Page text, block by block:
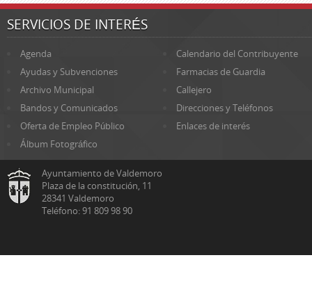
SERVICIOS DE INTERÉS
Agenda
Calendario del Contribuyente
Ayudas y Subvenciones
Farmacias de Guardia
Archivo Municipal
Callejero
Bandos y Comunicados
Direcciones y Teléfonos
Oferta de Empleo Público
Enlaces de interés
Álbum Fotográfico
Ayuntamiento de Valdemoro
Plaza de la constitución, 11
28341 Valdemoro
Teléfono: 91 809 98 90